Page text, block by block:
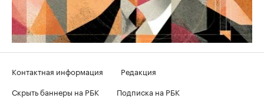
Контактная информация
Редакция
Скрыть баннеры на РБК
Подписка на РБК